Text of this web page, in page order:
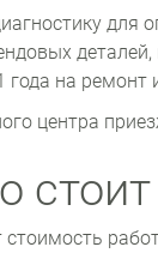
для
года на ремонт
центра